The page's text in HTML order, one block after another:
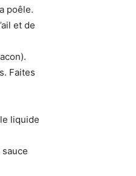
poêle.
et de
Faites
liquide